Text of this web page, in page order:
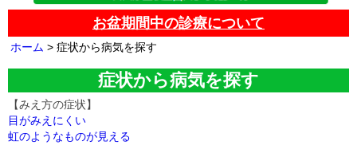
お盆期間中の診療について
ホーム > 症状から病気を探す
症状から病気を探す
【みえ方の症状】
目がみえにくい
虹のようなものが見える